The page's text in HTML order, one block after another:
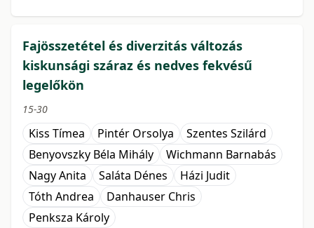
Fajösszetétel és diverzitás változás
kiskunsági száraz és nedves fekvésű
legelőkön
15-30
Kiss Tímea Pintér Orsolya
Szentes Szilárd
Benyovszky Béla Mihály
Wichmann Barnabás
Nagy Anita
Saláta Dénes
Házi Judit
Tóth Andrea
Danhauser Chris
Penksza Károly